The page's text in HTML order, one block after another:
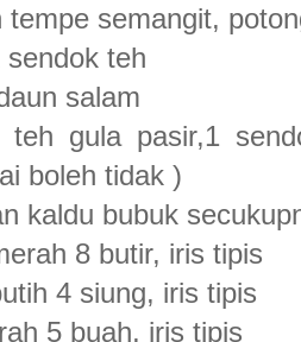
tempe semangit,
sendok teh
salam
teh gula pasir,1
boleh tidak )
kaldu bubuk
8 butir, iris tipis
4 siung, iris tipis
5 buah, iris tipis